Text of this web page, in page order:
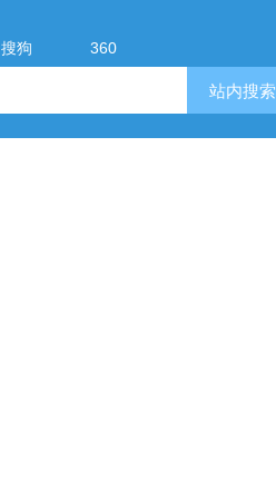
搜狗 360
站内搜索